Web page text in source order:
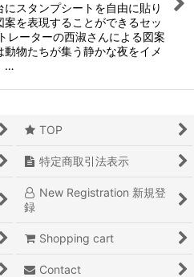
スタンプシートを自由に貼り
案を表現することができるセッ
レーターの西淑さんによる図案
動物たちが集う静かな夜をイメ
…
TOP
特定商取引法表示
New Registration 新規登
録
Shopping cart
Contact